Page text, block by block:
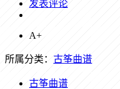
发表评论
A+
所属分类： 古筝曲谱
古筝曲谱